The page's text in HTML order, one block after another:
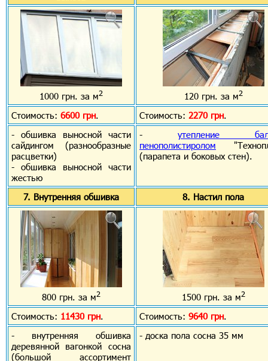
1000 грн. за м2 120 грн. за м2
Стоимость: 6600 грн. Стоимость: 2270 грн.
- обшивка выносной части
сайдингом (разнообразные
расцветки)
- обшивка выносной части
жестью
- утепление
пенополистиролом
(парапета и боковых стен).
7. Внутренняя обшивка 8. Настил пола
800 грн. за м2 1500 грн. за м2
Стоимость: 11430 грн. Стоимость: 9640 грн.
- внутренняя обшивка
деревянной вагонкой сосна
(большой ассортимент
- доска пола сосна 35 мм